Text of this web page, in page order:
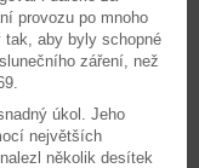
provozu po mnoho
aby byly schopné
záření, než
úkol. Jeho
největších
několik desítek